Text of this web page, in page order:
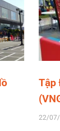
Tập
22/